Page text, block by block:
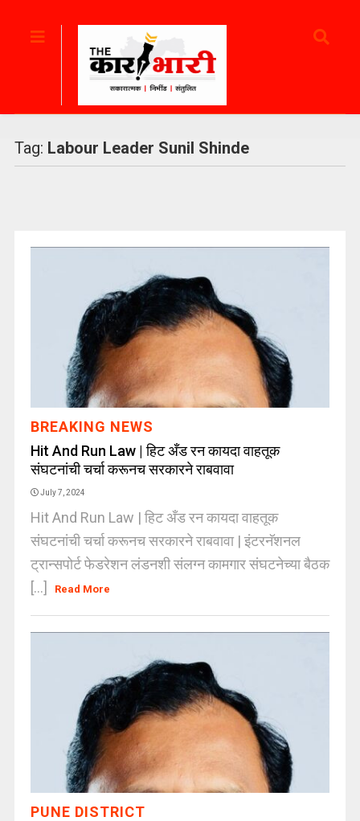
Tag: Labour Leader Sunil Shinde
BREAKING NEWS
Hit And Run Law | हिट अँड रन कायदा वाहतूक
संघटनांची चर्चा करूनच सरकारने राबवावा
July 7, 2024
Hit And Run Law | हिट अँड रन कायदा वाहतूक
संघटनांची चर्चा करूनच सरकारने राबवावा | इंटरनॅशनल
ट्रान्सपोर्ट फेडरेशन लंडनशी संलग्न कामगार संघटनेच्या बैठक
[...]
Read More
PUNE DISTRICT